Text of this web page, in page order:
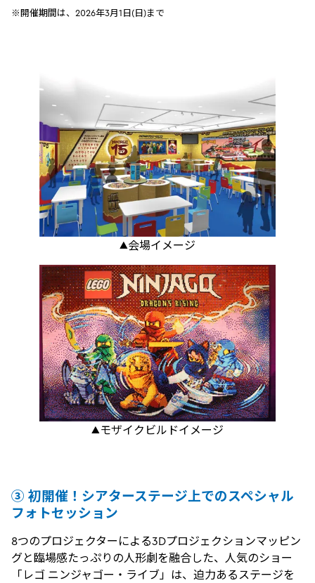
※開催期間は、2026年3月1日(日)まで
▲会場イメージ
▲モザイクビルドイメージ
③ 初開催！シアターステージ上でのスペシャル
フォトセッション
8つのプロジェクターによる3Dプロジェクションマッピン
グと臨場感たっぷりの人形劇を融合した、人気のショー
「レゴ ニンジャゴー・ライブ」は、迫力あるステージを